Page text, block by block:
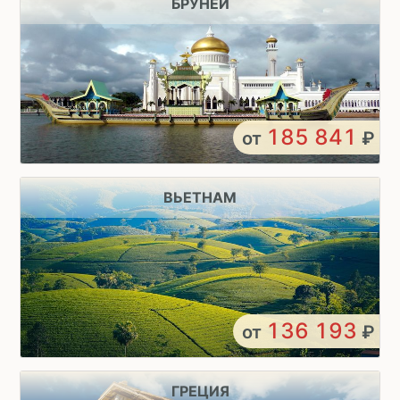
от 185 841 ₽
ВЬЕТНАМ
от 136 193 ₽
ГРЕЦИЯ